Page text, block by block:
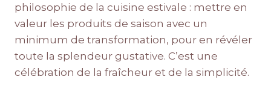
philosophie de la cuisine estivale : mettre en
valeur les produits de saison avec un
minimum de transformation, pour en révéler
toute la splendeur gustative. C’est une
célébration de la fraîcheur et de la simplicité.